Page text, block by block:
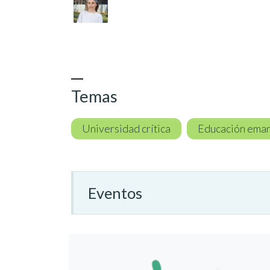
Temas
Universidad crítica Educación
Eventos